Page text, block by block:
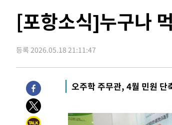
[포항소식]누구나
등록 2026.05.18 21:11:47
오주학 주무관, 4월 민원 단